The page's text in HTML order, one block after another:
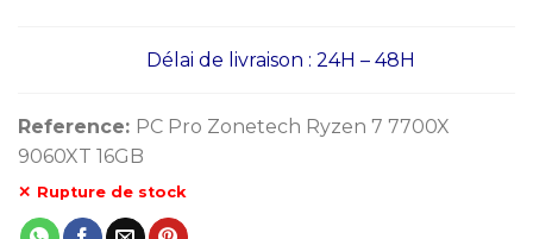
Délai de livraison : 24H – 48H
Reference: PC Pro Zonetech Ryzen 7 7700X
9060XT 16GB
Rupture de stock